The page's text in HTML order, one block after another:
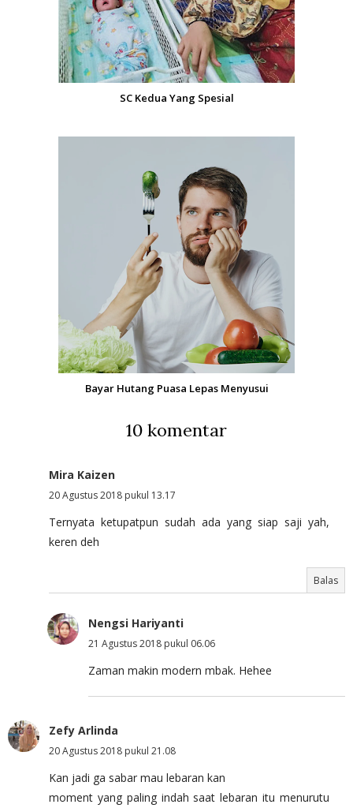
SC Kedua Yang Spesial
Bayar Hutang Puasa Lepas Menyusui
10 komentar
Mira Kaizen
20 Agustus 2018 pukul 13.17
Ternyata ketupatpun sudah ada yang siap saji yah,
keren deh
Balas
Nengsi Hariyanti
21 Agustus 2018 pukul 06.06
Zaman makin modern mbak. Hehee
Zefy Arlinda
20 Agustus 2018 pukul 21.08
Kan jadi ga sabar mau lebaran kan
moment yang paling indah saat lebaran itu menurutu